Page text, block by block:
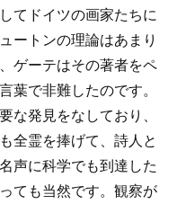
てドイツの画家たちに
ートンの理論はあまり
ゲーテはその著者をペ
葉で非難したのです。
な発見をなしており、
全霊を捧げて、詩人と
声に科学でも到達した
ても当然です。観察が